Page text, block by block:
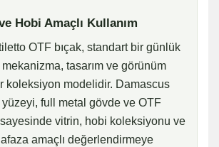
Hobi Amaçlı Kullanım
OTF bıçak, standart bir günlük
mekanizma, tasarım ve görünüm
koleksiyon modelidir. Damascus
yüzeyi, full metal gövde ve OTF
sayesinde vitrin, hobi koleksiyonu ve
amaçlı değerlendirmeye